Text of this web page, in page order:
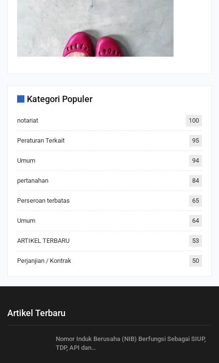
Kategori Populer
notariat 100
Peraturan Terkait 95
Umum 94
pertanahan 84
Perseroan terbatas 65
Umum 64
ARTIKEL TERBARU 53
Perjanjian / Kontrak 50
Artikel Terbaru
Nomor Induk Berusaha (NIB) Berfungsi Sebagai SIUP,
TDP, API dan…